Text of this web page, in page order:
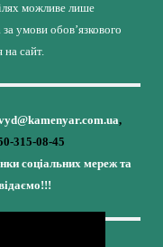
можливе лише
умови обов’язкового
на сайт.
,
315-08-45
соціальних мереж та